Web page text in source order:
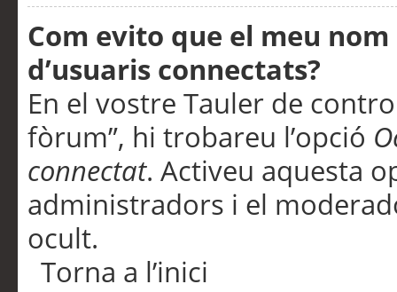
Com evito que el meu
d’usuaris connectats?
En el vostre Tauler de
fòrum”, hi trobareu l’opció
connectat. Activeu aquesta
administradors i el
ocult.
Torna a l’inici